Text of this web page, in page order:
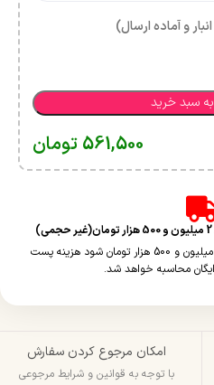
و آماده ارسال)
سبد خرید
561,500 تومان
چنانچه جمع سبد خرید شما بالای 2 میلیون و 500 هزار تومان شود هزینه پست
محاسبه خواهد شد.
امکان مرجوع کردن سفارش
با توجه به قوانین و شرایط مرجوعی